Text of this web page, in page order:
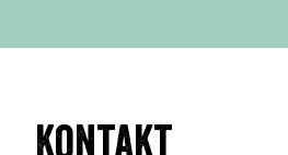
Kontakt